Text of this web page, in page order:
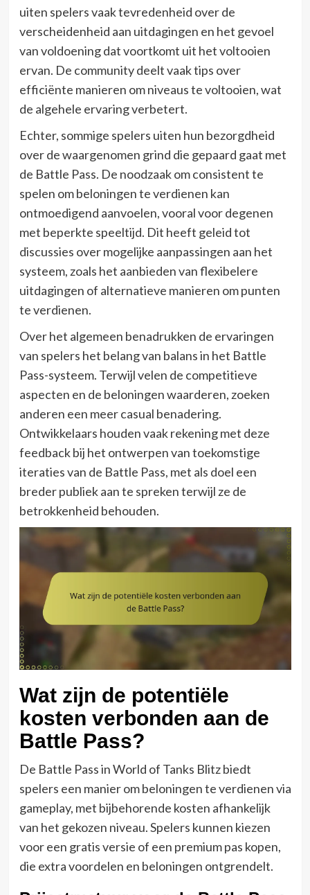
uiten spelers vaak tevredenheid over de
verscheidenheid aan uitdagingen en het gevoel
van voldoening dat voortkomt uit het voltooien
ervan. De community deelt vaak tips over
efficiënte manieren om niveaus te voltooien, wat
de algehele ervaring verbetert.
Echter, sommige spelers uiten hun bezorgdheid
over de waargenomen grind die gepaard gaat met
de Battle Pass. De noodzaak om consistent te
spelen om beloningen te verdienen kan
ontmoedigend aanvoelen, vooral voor degenen
met beperkte speeltijd. Dit heeft geleid tot
discussies over mogelijke aanpassingen aan het
systeem, zoals het aanbieden van flexibelere
uitdagingen of alternatieve manieren om punten
te verdienen.
Over het algemeen benadrukken de ervaringen
van spelers het belang van balans in het Battle
Pass-systeem. Terwijl velen de competitieve
aspecten en de beloningen waarderen, zoeken
anderen een meer casual benadering.
Ontwikkelaars houden vaak rekening met deze
feedback bij het ontwerpen van toekomstige
iteraties van de Battle Pass, met als doel een
breder publiek aan te spreken terwijl ze de
betrokkenheid behouden.
Wat zijn de potentiële
kosten verbonden aan de
Battle Pass?
De Battle Pass in World of Tanks Blitz biedt
spelers een manier om beloningen te verdienen via
gameplay, met bijbehorende kosten afhankelijk
van het gekozen niveau. Spelers kunnen kiezen
voor een gratis versie of een premium pas kopen,
die extra voordelen en beloningen ontgrendelt.